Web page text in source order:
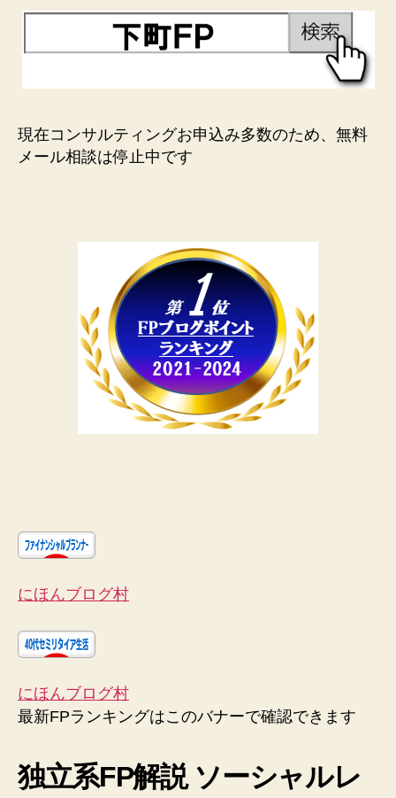
現在コンサルティングお申込み多数のため、無料
メール相談は停止中です
にほんブログ村
にほんブログ村
最新FPランキングはこのバナーで確認できます
独立系FP解説 ソーシャルレ